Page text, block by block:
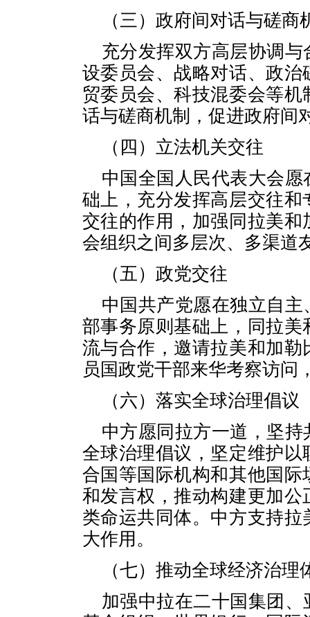
（三）政府间对话与磋商
充分发挥双方高层协调
设委员会、战略对话、政
贸委员会、科技混委会等
话与磋商机制，促进政府间
（四）立法机关交往
中国全国人民代表大会
础上，充分发挥高层交往
交往的作用，加强同拉美
会组织之间多层次、多渠道
（五）政党交往
中国共产党愿在独立自
部事务原则基础上，同拉
流与合作，邀请拉美和加
员国政党干部来华考察访问
（六）落实全球治理倡议
中方愿同拉方一道，坚
全球治理倡议，坚定维护
合国等国际机构和其他国
和发言权，推动构建更加
类命运共同体。中方支持
大作用。
（七）推动全球经济治理
加强中拉在二十国集团